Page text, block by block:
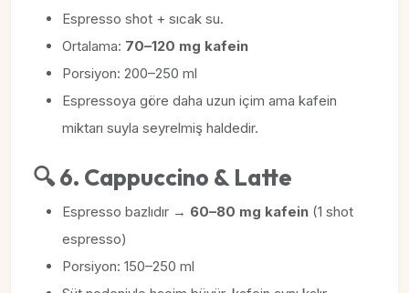
Espresso shot + sıcak su.
Ortalama: 70–120 mg kafein
Porsiyon: 200–250 ml
Espressoya göre daha uzun içim ama kafein
miktarı suyla seyrelmiş haldedir.
🔍 6. Cappuccino & Latte
Espresso bazlıdır → 60–80 mg kafein (1 shot
espresso)
Porsiyon: 150–250 ml